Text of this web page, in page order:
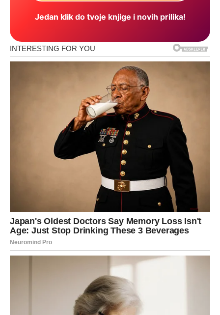
Jedan klik do tvoje knjige i novih prilika!